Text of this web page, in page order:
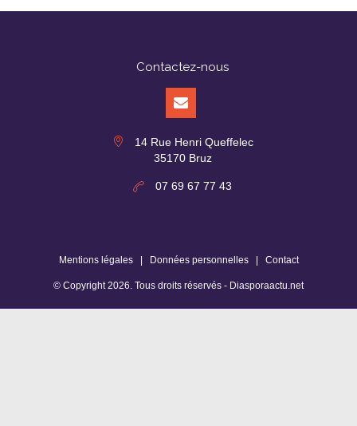
Contactez-nous
14 Rue Henri Queffelec
35170 Bruz
07 69 67 77 43
Mentions légales| Données personnelles| Contact
© Copyright 2026 . Tous droits réservés - Diasporaactu.net